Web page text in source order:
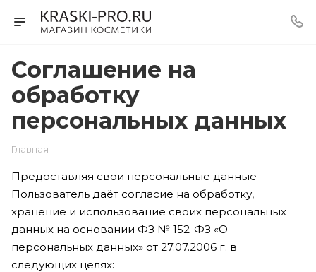
Соглашение на
обработку
персональных данных
Главная
Предоставляя свои персональные данные
Пользователь даёт согласие на обработку,
хранение и использование своих персональных
данных на основании ФЗ № 152-ФЗ «О
персональных данных» от 27.07.2006 г. в
следующих целях: